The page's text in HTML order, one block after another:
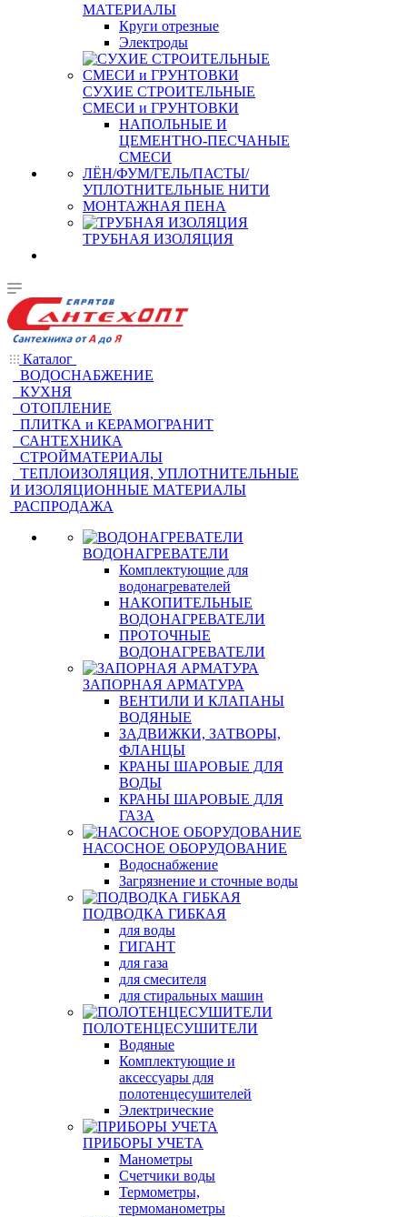
МАТЕРИАЛЫ
Круги отрезные
Электроды
СУХИЕ СТРОИТЕЛЬНЫЕ
СМЕСИ и ГРУНТОВКИ
НАПОЛЬНЫЕ И
ЦЕМЕНТНО-ПЕСЧАНЫЕ
СМЕСИ
ЛЁН/ФУМ/ГЕЛЬ/ПАСТЫ/
УПЛОТНИТЕЛЬНЫЕ НИТИ
МОНТАЖНАЯ ПЕНА
ТРУБНАЯ ИЗОЛЯЦИЯ
Каталог
ВОДОСНАБЖЕНИЕ
КУХНЯ
ОТОПЛЕНИЕ
ПЛИТКА и КЕРАМОГРАНИТ
САНТЕХНИКА
СТРОЙМАТЕРИАЛЫ
ТЕПЛОИЗОЛЯЦИЯ, УПЛОТНИТЕЛЬНЫЕ
И ИЗОЛЯЦИОННЫЕ МАТЕРИАЛЫ
РАСПРОДАЖА
ВОДОНАГРЕВАТЕЛИ
Комплектующие для
водонагревателей
НАКОПИТЕЛЬНЫЕ
ВОДОНАГРЕВАТЕЛИ
ПРОТОЧНЫЕ
ВОДОНАГРЕВАТЕЛИ
ЗАПОРНАЯ АРМАТУРА
ВЕНТИЛИ И КЛАПАНЫ
ВОДЯНЫЕ
ЗАДВИЖКИ, ЗАТВОРЫ,
ФЛАНЦЫ
КРАНЫ ШАРОВЫЕ ДЛЯ
ВОДЫ
КРАНЫ ШАРОВЫЕ ДЛЯ
ГАЗА
НАСОСНОЕ ОБОРУДОВАНИЕ
Водоснабжение
Загрязнение и сточные воды
ПОДВОДКА ГИБКАЯ
для воды
ГИГАНТ
для газа
для смесителя
для стиральных машин
ПОЛОТЕНЦЕСУШИТЕЛИ
Водяные
Комплектующие и
аксессуары для
полотенцесушителей
Электрические
ПРИБОРЫ УЧЕТА
Манометры
Счетчики воды
Термометры,
термоманометры